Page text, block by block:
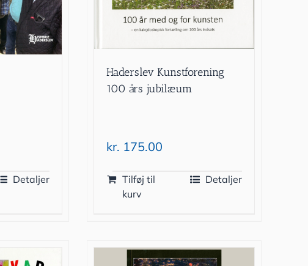
Detaljer
Haderslev Kunstforening
100 års jubilæum
kr. 175.00
Tilføj til
kurv
Detaljer